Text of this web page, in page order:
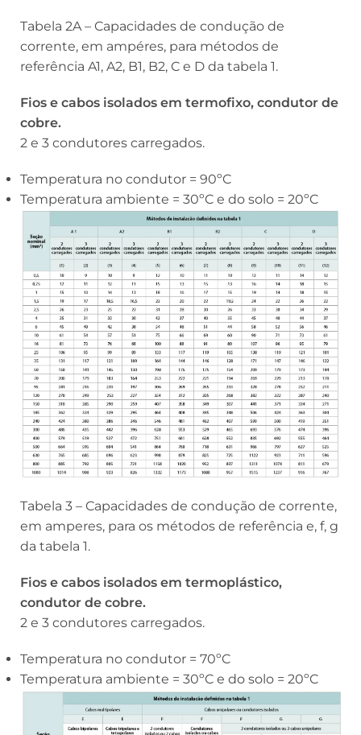
Tabela 2A – Capacidades de condução de
corrente, em ampéres, para métodos de
referência A1, A2, B1, B2, C e D da tabela 1.
Fios e cabos isolados em termofixo, condutor de
cobre.
2 e 3 condutores carregados.
Temperatura no condutor = 90ºC
Temperatura ambiente = 30ºC e do solo = 20ºC
Tabela 3 – Capacidades de condução de corrente,
em amperes, para os métodos de referência e, f, g
da tabela 1.
Fios e cabos isolados em termoplástico,
condutor de cobre.
2 e 3 condutores carregados.
Temperatura no condutor = 70ºC
Temperatura ambiente = 30ºC e do solo = 20ºC